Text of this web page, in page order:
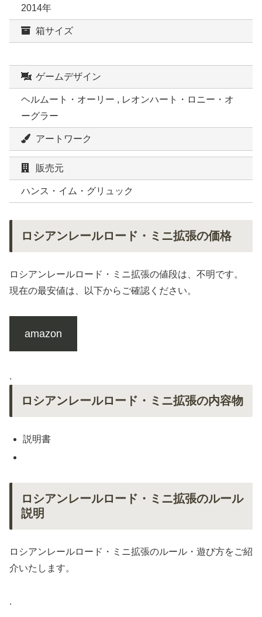
2014年
箱サイズ
ゲームデザイン
ヘルムート・オーリー , レオンハート・ロニー・オ
ーグラー
アートワーク
販売元
ハンス・イム・グリュック
ロシアンレールロード・ミニ拡張の価格
ロシアンレールロード・ミニ拡張の値段は、不明です。
現在の最安値は、以下からご確認ください。
amazon
.
ロシアンレールロード・ミニ拡張の内容物
説明書
ロシアンレールロード・ミニ拡張のルール
説明
ロシアンレールロード・ミニ拡張のルール・遊び方をご紹
介いたします。
.